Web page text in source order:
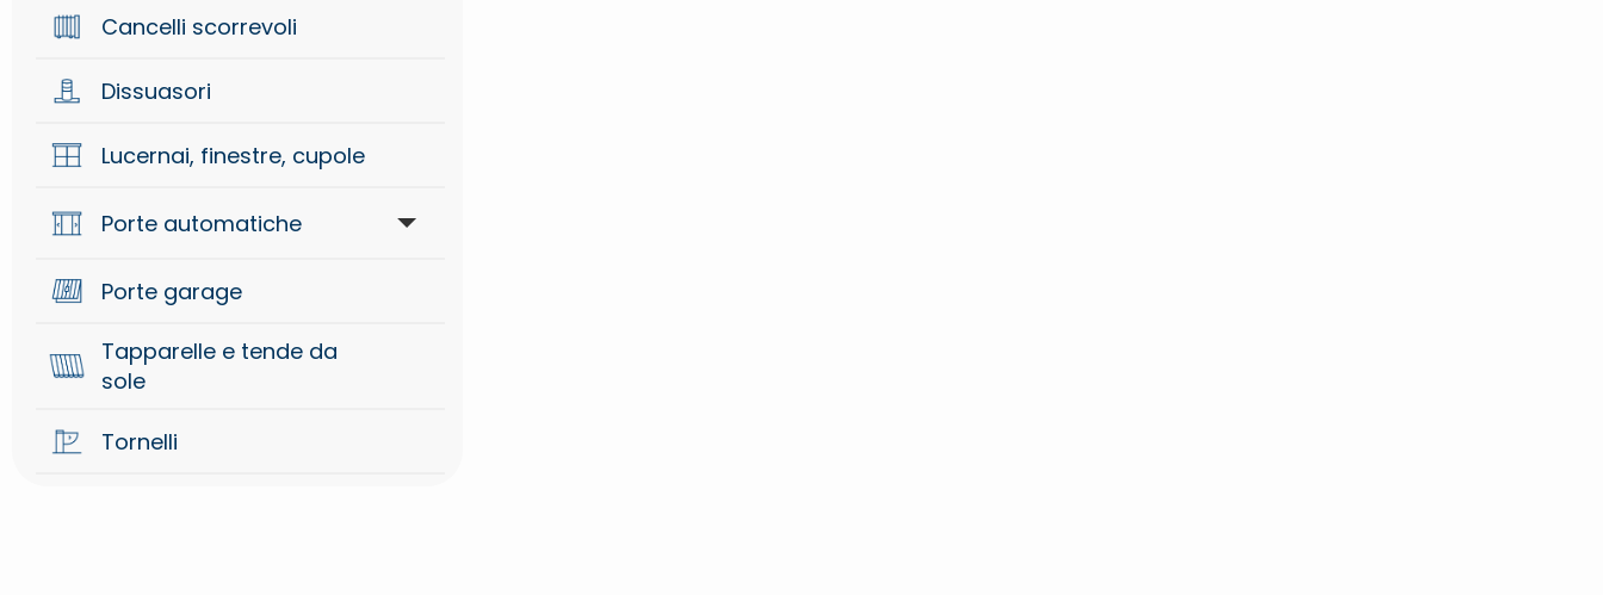
Dispositivi di sicurezza
Attuatori interrati per cancelli
battente
Braccio per cancelli battente
Oleodinamiche per cancelli
Cancelli scorrevoli
Dissuasori
Lucernai, finestre, cupole
Porte automatiche
Accessori
Automazioni
Porte garage
Tapparelle e tende da
sole
Tornelli